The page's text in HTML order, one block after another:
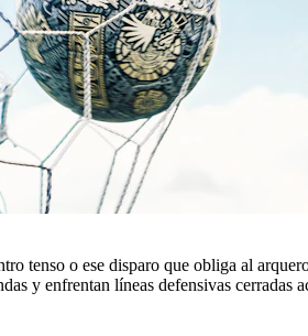
tenso o ese disparo que obliga al
y enfrentan líneas defensivas